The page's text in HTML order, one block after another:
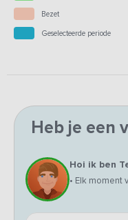
Bezet
Geselecteerde periode
Heb je een
Hoi ik ben
• Elk moment